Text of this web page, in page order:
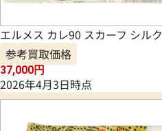
エルメス カレ90 スカーフ シルク
参考買取価格
37,000円
2026年4月3日時点